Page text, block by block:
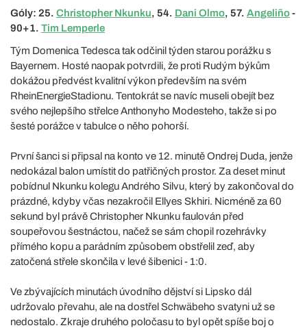
Góly: 25. Christopher Nkunku, 54. Dani Olmo, 57. Angeliño-
90+1. Tim Lemperle
Tým Domenica Tedesca tak odčinil týden starou porážku s
Bayernem. Hosté naopak potvrdili, že proti Rudým býkům
dokážou předvést kvalitní výkon především na svém
RheinEnergieStadionu. Tentokrát se navíc museli obejít bez
svého nejlepšího střelce Anthonyho Modesteho, takže si po
šesté porážce v tabulce o něho pohorší.
První šanci si připsal na konto ve 12. minutě Ondrej Duda, jenže
nedokázal balon umístit do patřičných prostor. Za deset minut
pobídnul Nkunku kolegu Andrého Silvu, který by zakončoval do
prázdné, kdyby včas nezakročil Ellyes Skhiri. Nicméně za 60
sekund byl právě Christopher Nkunku faulován před
soupeřovou šestnáctou, načež se sám chopil rozehrávky
přímého kopu a parádním způsobem obstřelil zeď, aby
zatočená střele skončila v levé šibenici - 1:0.
Ve zbývajících minutách úvodního dějství si Lipsko dál
udržovalo převahu, ale na dostřel Schwäbeho svatyni už se
nedostalo. Zkraje druhého poločasu to byl opět spíše boj o